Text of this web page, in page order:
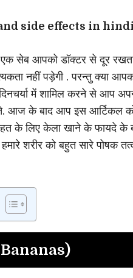
and side effects in
सेब आपको डॉक्टर से दूर
नहीं पड़ेगी . परन्तु क्या
में शामिल करने से आप
आज के बाद आप इस आर्टिकल
के लिए केला खाने के फायदे के
शरीर को बहुत सारे पोषक